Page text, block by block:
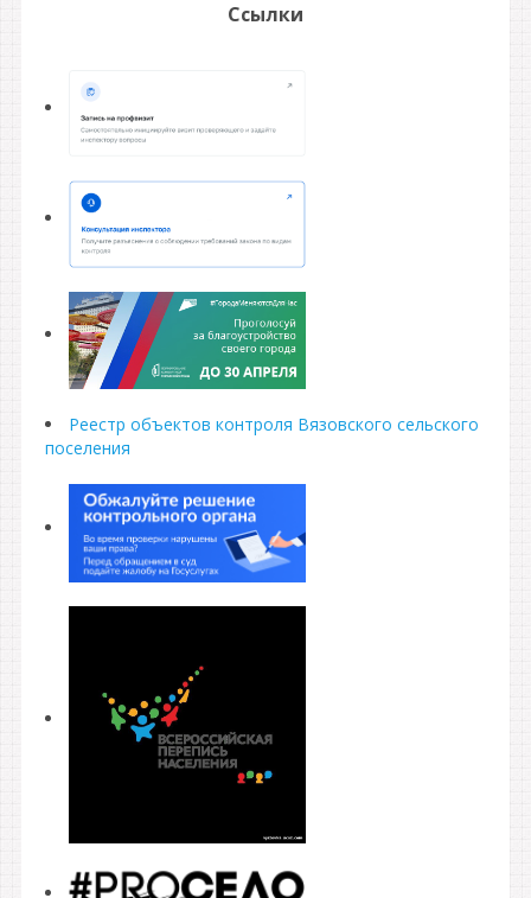
Ссылки
Реестр объектов контроля Вязовского сельского
поселения